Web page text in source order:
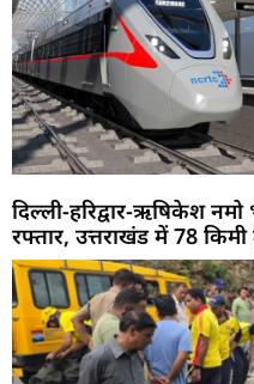
दिल्ली-हरिद्वार-ऋषिकेश
रफ्तार, उत्तराखंड में 78